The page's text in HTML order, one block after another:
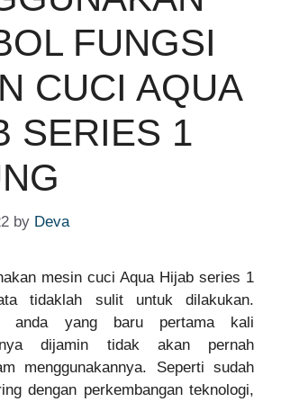
FUNGSI
CUCI AQUA
SERIES 1
by Deva
mesin cuci Aqua Hijab series 1
tidaklah sulit untuk dilakukan.
anda yang baru pertama kali
dijamin tidak akan pernah
menggunakannya. Seperti sudah
dengan perkembangan teknologi,